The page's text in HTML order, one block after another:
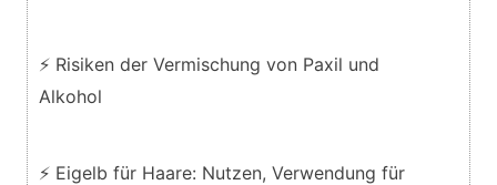
⚡ Risiken der Vermischung von Paxil und
Alkohol
⚡ Eigelb für Haare: Nutzen, Verwendung für